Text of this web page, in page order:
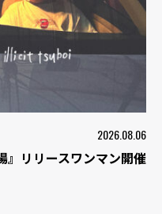
2026.08.06
』リリースワンマン開催